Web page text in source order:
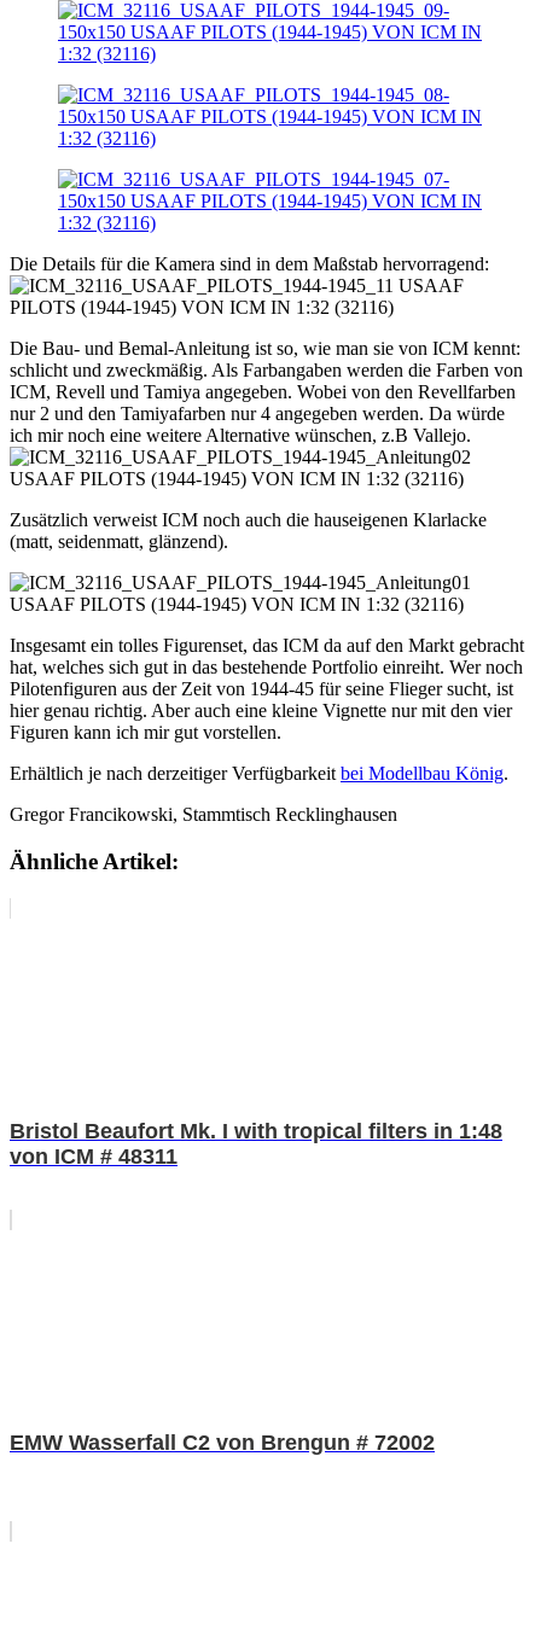
Die Details für die Kamera sind in dem Maßstab hervorragend:
Die Bau- und Bemal-Anleitung ist so, wie man sie von ICM kennt:
schlicht und zweckmäßig. Als Farbangaben werden die Farben von
ICM, Revell und Tamiya angegeben. Wobei von den Revellfarben
nur 2 und den Tamiyafarben nur 4 angegeben werden. Da würde
ich mir noch eine weitere Alternative wünschen, z.B Vallejo.
Zusätzlich verweist ICM noch auch die hauseigenen Klarlacke
(matt, seidenmatt, glänzend).
Insgesamt ein tolles Figurenset, das ICM da auf den Markt gebracht
hat, welches sich gut in das bestehende Portfolio einreiht. Wer noch
Pilotenfiguren aus der Zeit von 1944-45 für seine Flieger sucht, ist
hier genau richtig. Aber auch eine kleine Vignette nur mit den vier
Figuren kann ich mir gut vorstellen.
Erhältlich je nach derzeitiger Verfügbarkeitbei Modellbau König.
Gregor Francikowski, Stammtisch Recklinghausen
Ähnliche Artikel:
Bristol Beaufort Mk. I with tropical filters in 1:48
von ICM # 48311
EMW Wasserfall C2 von Brengun # 72002